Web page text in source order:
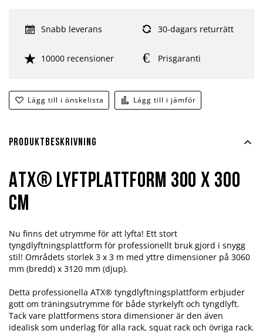
Lägg till i önskelista Lägg till i jämför
Snabb leverans 30-dagars returrätt
10000 recensioner Prisgaranti
Produktbeskrivning
ATX® Lyftplattform 300 x 300
cm
Nu finns det utrymme för att lyfta! Ett stort
tyngdlyftningsplattform för professionellt bruk gjord i snygg
stil! Områdets storlek 3 x 3 m med yttre dimensioner på 3060
mm (bredd) x 3120 mm (djup).
Detta professionella ATX® tyngdlyftningsplattform erbjuder
gott om träningsutrymme för både styrkelyft och tyngdlyft.
Tack vare plattformens stora dimensioner är den även
idealisk som underlag för alla rack, squat rack och övriga rack.